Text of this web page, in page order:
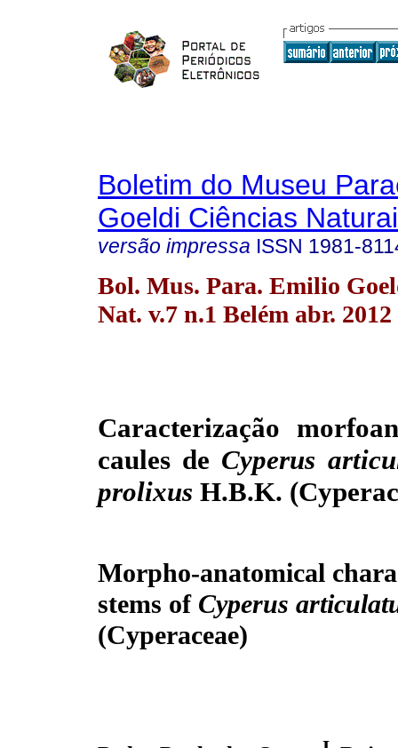
Boletim do Museu
Goeldi Ciências
versão impressa ISSN 1981-
Bol. Mus. Para. Emilio
Nat. v.7 n.1 Belém abr. 2012
Caracterização
caules de Cyperus
prolixus H.B.K.
Morpho-anatomical
stems of Cyperus
prolixusH.B.K.